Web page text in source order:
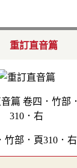
重訂直音篇
竹部．頁310．右